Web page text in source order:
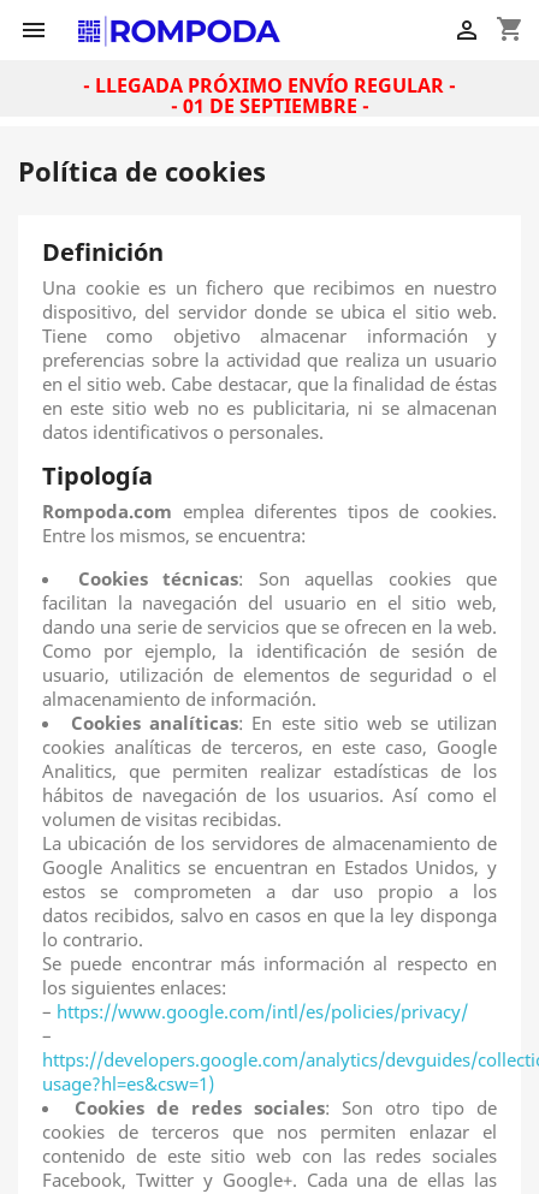
 shopping_cart

- LLEGADA PRÓXIMO ENVÍO REGULAR -
- 01 DE SEPTIEMBRE -
Política de cookies
Definición
Una cookie es un fichero que recibimos en nuestro
dispositivo, del servidor donde se ubica el sitio web.
Tiene como objetivo almacenar información y
preferencias sobre la actividad que realiza un usuario
en el sitio web. Cabe destacar, que la finalidad de éstas
en este sitio web no es publicitaria, ni se almacenan
datos identificativos o personales.
Tipología
Rompoda.com emplea diferentes tipos de cookies.
Entre los mismos, se encuentra:
Cookies técnicas: Son aquellas cookies que
facilitan la navegación del usuario en el sitio web,
dando una serie de servicios que se ofrecen en la web.
Como por ejemplo, la identificación de sesión de
usuario, utilización de elementos de seguridad o el
almacenamiento de información.
Cookies analíticas: En este sitio web se utilizan
cookies analíticas de terceros, en este caso, Google
Analitics, que permiten realizar estadísticas de los
hábitos de navegación de los usuarios. Así como el
volumen de visitas recibidas.
La ubicación de los servidores de almacenamiento de
Google Analitics se encuentran en Estados Unidos, y
estos se comprometen a dar uso propio a los
datos recibidos, salvo en casos en que la ley disponga
lo contrario.
Se puede encontrar más información al respecto en
los siguientes enlaces:
– https://www.google.com/intl/es/policies/privacy/
–
https://developers.google.com/analytics/devguides/
usage?hl=es&csw=1)
Cookies de redes sociales: Son otro tipo de
cookies de terceros que nos permiten enlazar el
contenido de este sitio web con las redes sociales
Facebook, Twitter y Google+. Cada una de ellas las